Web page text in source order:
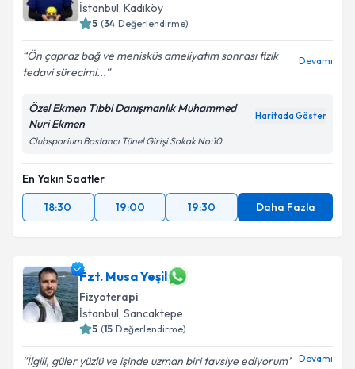
İstanbul, Kadıköy
5 (34 Değerlendirme)
Ön çapraz bağ ve menisküs ameliyatım sonrası fizik
tedavi sürecimi...
Devamı
Özel Ekmen Tıbbi Danışmanlık Muhammed
Nuri Ekmen
Haritada Göster
Clubsporium Bostancı Tünel Girişi Sokak No:10
En Yakın Saatler
18:30
19:00 19:30 Daha Fazla
Fzt. Musa Yeşil
Fizyoterapi
İstanbul, Sancaktepe
5 (15 Değerlendirme)
İlgili, güler yüzlü ve işinde uzman biri tavsiye ediyorum Devamı